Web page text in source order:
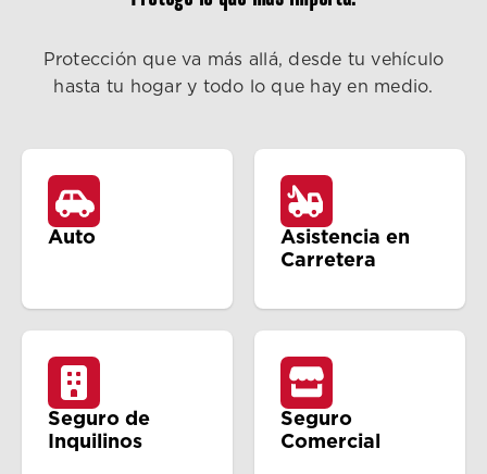
Protección que va más allá, desde tu vehículo
hasta tu hogar y todo lo que hay en medio.
Auto
Asistencia en
Carretera
Seguro de
Inquilinos
Seguro
Comercial